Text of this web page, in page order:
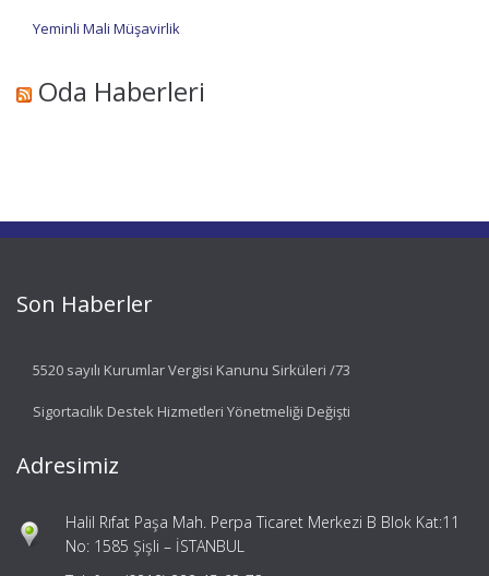
Yeminli Mali Müşavirlik
Oda Haberleri
Son Haberler
5520 sayılı Kurumlar Vergisi Kanunu Sirküleri /73
Sigortacılık Destek Hizmetleri Yönetmeliği Değişti
Adresimiz
Halil Rıfat Paşa Mah. Perpa Ticaret Merkezi B Blok Kat:11
No: 1585 Şişli – İSTANBUL